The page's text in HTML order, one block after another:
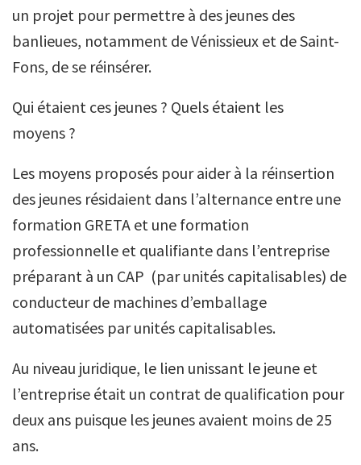
un projet pour permettre à des jeunes des
banlieues, notamment de Vénissieux et de Saint-
Fons, de se réinsérer.
Qui étaient ces jeunes ? Quels étaient les
moyens ?
Les moyens proposés pour aider à la réinsertion
des jeunes résidaient dans l’alternance entre une
formation GRETA et une formation
professionnelle et qualifiante dans l’entreprise
préparant à un CAP (par unités capitalisables) de
conducteur de machines d’emballage
automatisées par unités capitalisables.
Au niveau juridique, le lien unissant le jeune et
l’entreprise était un contrat de qualification pour
deux ans puisque les jeunes avaient moins de 25
ans.